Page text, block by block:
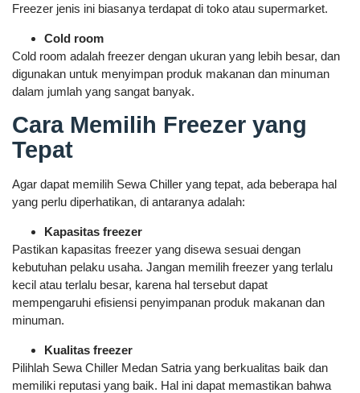
Freezer jenis ini biasanya terdapat di toko atau supermarket.
Cold room
Cold room adalah freezer dengan ukuran yang lebih besar, dan
digunakan untuk menyimpan produk makanan dan minuman
dalam jumlah yang sangat banyak.
Cara Memilih Freezer yang
Tepat
Agar dapat memilih Sewa Chiller yang tepat, ada beberapa hal
yang perlu diperhatikan, di antaranya adalah:
Kapasitas freezer
Pastikan kapasitas freezer yang disewa sesuai dengan
kebutuhan pelaku usaha. Jangan memilih freezer yang terlalu
kecil atau terlalu besar, karena hal tersebut dapat
mempengaruhi efisiensi penyimpanan produk makanan dan
minuman.
Kualitas freezer
Pilihlah Sewa Chiller Medan Satria yang berkualitas baik dan
memiliki reputasi yang baik. Hal ini dapat memastikan bahwa